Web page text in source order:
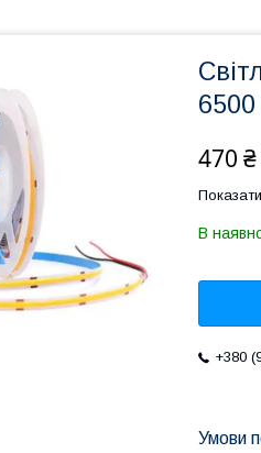
6500
470 ₴
В
+380